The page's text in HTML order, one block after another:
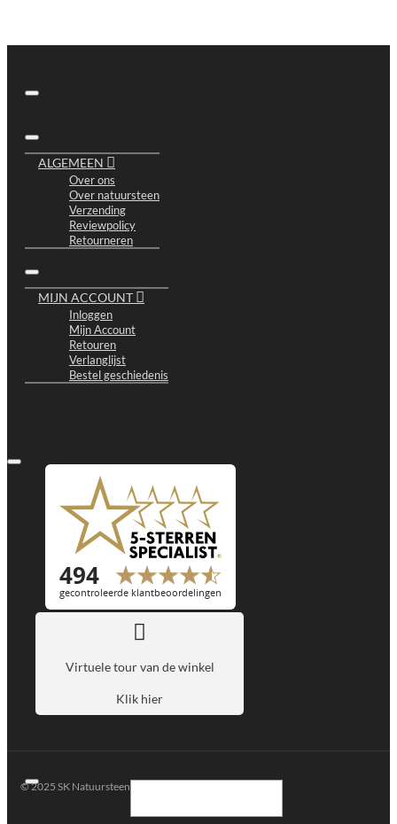
ALGEMEEN
Over ons
Over natuursteen
Verzending
Reviewpolicy
Retourneren
MIJN ACCOUNT
Inloggen
Mijn Account
Retouren
Verlanglijst
Bestel geschiedenis
Virtuele tour van de winkel
Klik hier
© 2025 SK Natuursteen